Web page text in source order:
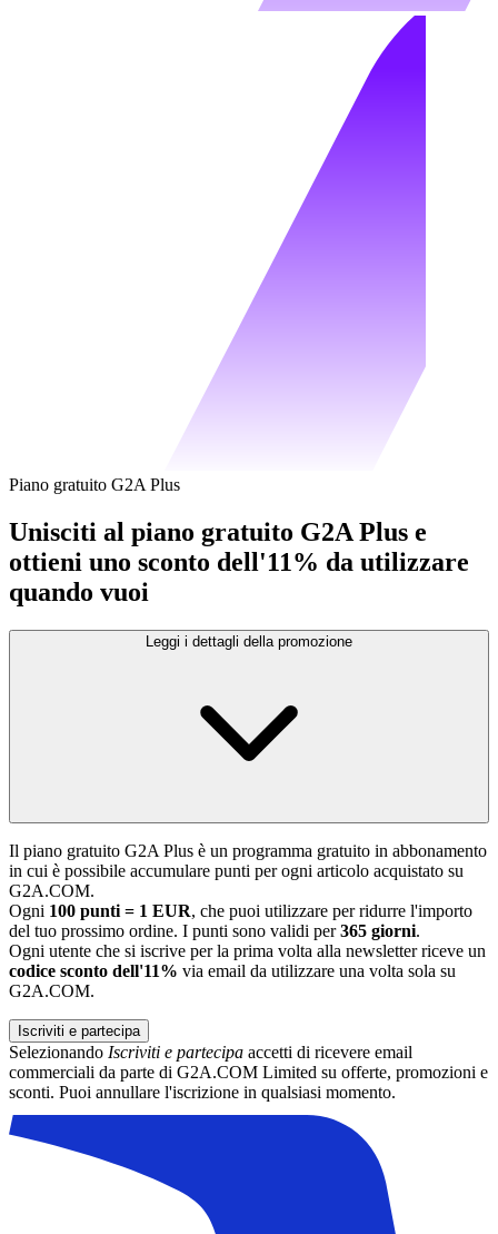
Piano gratuito G2A Plus
Unisciti al piano gratuito G2A Plus e
ottieni uno sconto dell'11% da utilizzare
quando vuoi
Leggi i dettagli della promozione
Il piano gratuito G2A Plus è un programma gratuito in abbonamento
in cui è possibile accumulare punti per ogni articolo acquistato su
G2A.COM.
Ogni 100 punti = 1 EUR, che puoi utilizzare per ridurre l'importo
del tuo prossimo ordine. I punti sono validi per365 giorni.
Ogni utente che si iscrive per la prima volta alla newsletter riceve un
codice sconto dell'11% via email da utilizzare una volta sola su
G2A.COM.
Iscriviti e partecipa
Selezionando Iscriviti e partecipa accetti di ricevere email
commerciali da parte di G2A.COM Limited su offerte, promozioni e
sconti. Puoi annullare l'iscrizione in qualsiasi momento.